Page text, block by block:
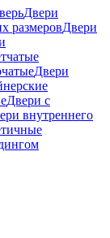
Двери
размеровДвери
Двери
Двери с
внутреннего